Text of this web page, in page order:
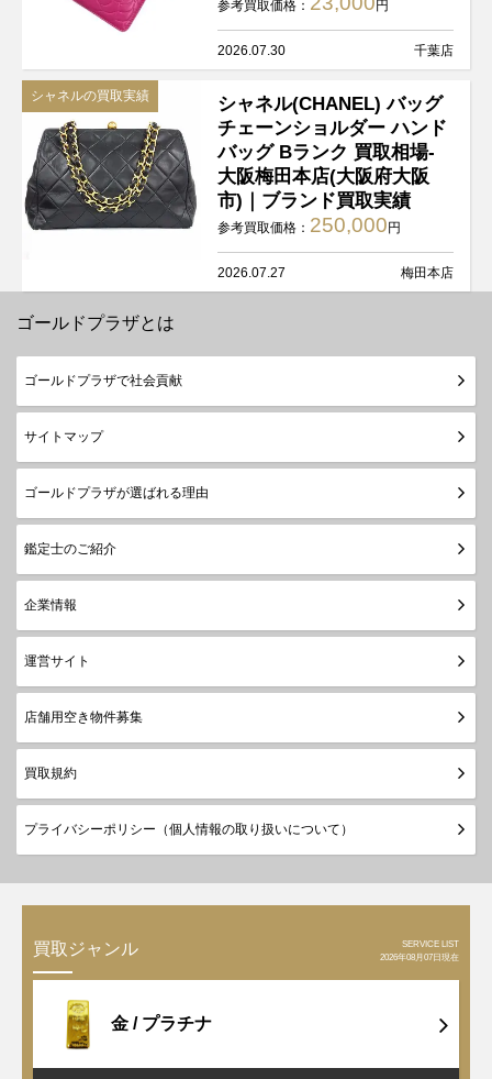
参考買取価格： 円
2026.07.30 千葉店
シャネルの買取実績
シャネル(CHANEL) バッグ
チェーンショルダー ハンド
バッグ Bランク 買取相場-
大阪梅田本店(大阪府大阪
市)｜ブランド買取実績
参考買取価格： 250,000 円
2026.07.27 梅田本店
ゴールドプラザとは
ゴールドプラザで社会貢献
サイトマップ
ゴールドプラザが選ばれる理由
鑑定士のご紹介
企業情報
運営サイト
店舗用空き物件募集
買取規約
プライバシーポリシー（個人情報の取り扱いについて）
買取ジャンル
SERVICE LIST
2026年08月07日現在
金 / プラチナ